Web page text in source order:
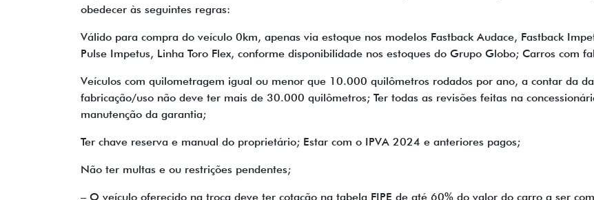
obedecer às seguintes regras:
Válido para compra do veículo 0km, apenas via estoque nos modelos Fastback Audace, Fastback
Pulse Impetus, Linha Toro Flex, conforme disponibilidade nos estoques do Grupo Globo; Carros com
Veículos com quilometragem igual ou menor que 10.000 quilômetros rodados por ano, a contar da
fabricação/uso não deve ter mais de 30.000 quilômetros; Ter todas as revisões feitas na
manutenção da garantia;
Ter chave reserva e manual do proprietário; Estar com o IPVA 2024 e anteriores pagos;
Não ter multas e ou restrições pendentes;
– O veículo oferecido na troca deve ter cotação na tabela FIPE de até 60% do valor do carro a ser